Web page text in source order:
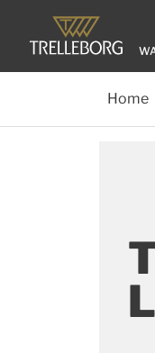
Home